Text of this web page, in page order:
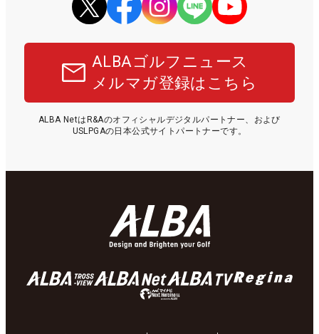
ALBAゴルフニュース
メルマガ登録はこちら
ALBA NetはR&Aのオフィシャルデジタルパートナー、および
USLPGAの日本公式サイトパートナーです。